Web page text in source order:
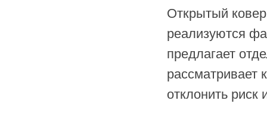
Открытый
реализуются
предлагает
рассматривает
отклонить